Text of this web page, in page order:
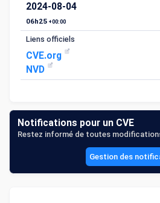
2024-08-04
06h25 +00:00
Liens officiels
CVE.org
NVD
Notifications pour un CVE
Restez informé de toutes
Gestion des